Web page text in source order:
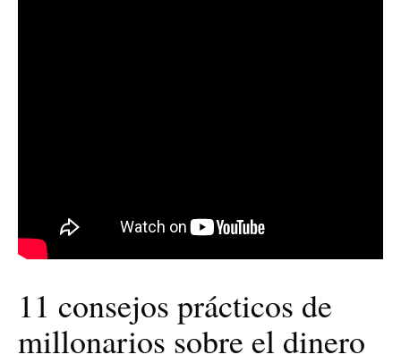
11 consejos prácticos de
millonarios sobre el dinero